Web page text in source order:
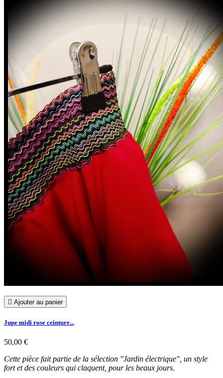
 Ajouter au panier
Jupe midi rose ceinture...
50,00 €
Cette pièce fait partie de la sélection "Jardin électrique", un style
fort et des couleurs qui claquent, pour les beaux jours.